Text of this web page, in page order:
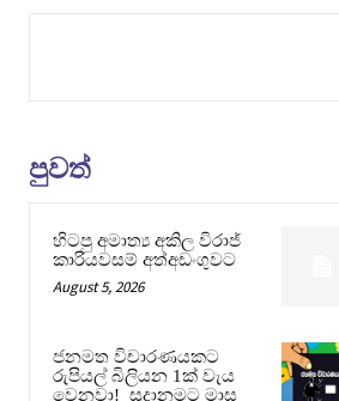
පුවත්
හිටපු අමාත්‍ය අකිල විරාජ්
කාරියවසම් අත්අඩංගුවට
August 5, 2026
ජනමත විචාරණයකට
රුපියල් බිලියන 1ක් වැය
වෙනවා! සූදානමට මාස